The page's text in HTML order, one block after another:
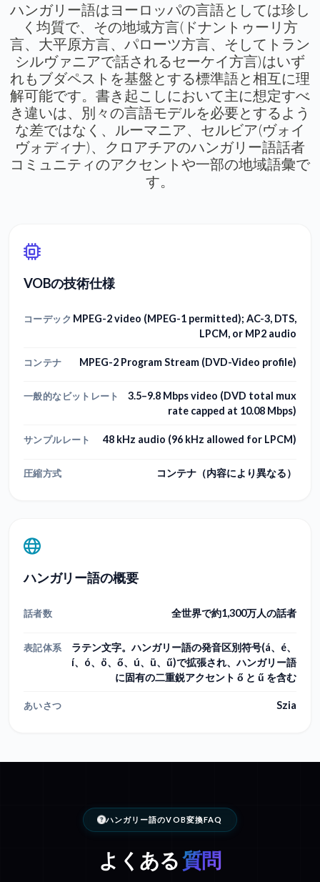
ハンガリー語はヨーロッパの言語としては珍し
く均質で、その地域方言(ドナントゥーリ方
言、大平原方言、パローツ方言、そしてトラン
シルヴァニアで話されるセーケイ方言)はいず
れもブダペストを基盤とする標準語と相互に理
解可能です。書き起こしにおいて主に想定すべ
き違いは、別々の言語モデルを必要とするよう
な差ではなく、ルーマニア、セルビア(ヴォイ
ヴォディナ)、クロアチアのハンガリー語話者
コミュニティのアクセントや一部の地域語彙で
す。
VOBの技術仕様
コーデック MPEG-2 video (MPEG-1 permitted); AC-3, DTS,
LPCM, or MP2 audio
コンテナ MPEG-2 Program Stream (DVD-Video profile)
一般的なビットレート
3.5–9.8 Mbps video (DVD total mux
rate capped at 10.08 Mbps)
サンプルレート 48 kHz audio (96 kHz allowed for LPCM)
圧縮方式 コンテナ（内容により異なる）
ハンガリー語の概要
話者数 全世界で約1,300万人の話者
表記体系
ラテン文字。ハンガリー語の発音区別符号(á、é、
í、ó、ö、ő、ú、ü、ű)で拡張され、ハンガリー語
に固有の二重鋭アクセント ő と ű を含む
あいさつ Szia
ハンガリー語のVOB変換FAQ
よくある質問